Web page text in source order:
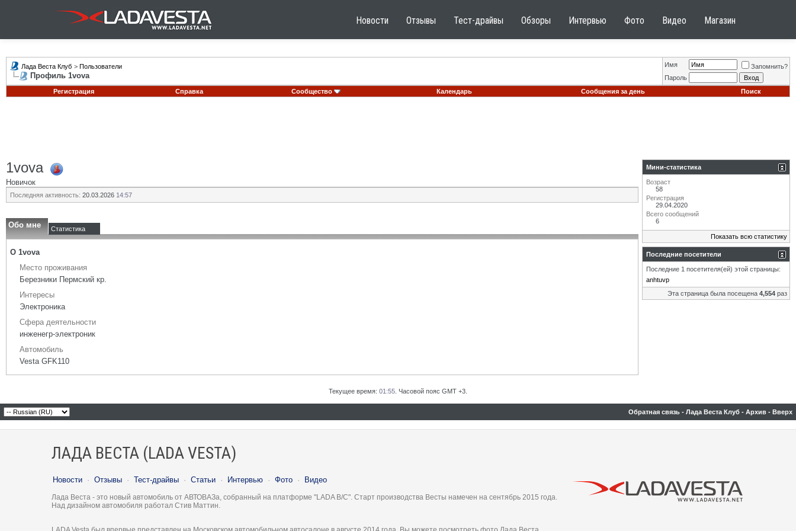
Новости Отзывы Тест-драйвы Обзоры Интервью Фото Видео Магазин
Лада Веста Клуб > Пользователи
Профиль 1vova
Имя
Запомнить?
Пароль
Регистрация
Справка Сообщество Календарь Сообщения за день Поиск
1vova
Новичок
Последняя активность: 20.03.2026 14:57
Обо мне Статистика
О 1vova
Место проживания
Березники Пермский кр.
Интересы
Электроника
Сфера деятельности
инженегр-электроник
Автомобиль
Vesta GFK110
Мини-статистика
Возраст
58
Регистрация
29.04.2020
Всего сообщений
6
Показать всю статистику
Последние посетители
Последние 1 посетителя(ей) этой страницы:
anhtuvp
Эта страница была посещена 4,554 раз
Текущее время: 01:55 . Часовой пояс GMT +3.
Обратная связь - Лада Веста Клуб - Архив - Вверх
ЛАДА ВЕСТА (LADA VESTA)
Новости · Отзывы · Тест-драйвы · Статьи · Интервью · Фото · Видео
Лада Веста - это новый автомобиль от АВТОВАЗа, собранный на платформе "LADA B/C". Старт производства Весты намечен на сентябрь 2015 года.
Над дизайном автомобиля работал Стив Маттин.